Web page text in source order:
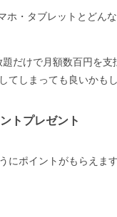
ホ・タブレットとどん
だけで月額数百円を
しまっても良いかもし
トプレゼント
にポイントがもらえます